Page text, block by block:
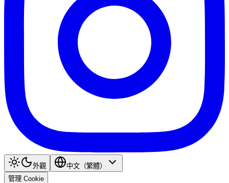
外觀
中文（繁體）
管理 Cookie